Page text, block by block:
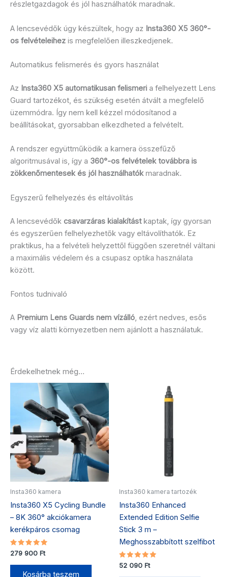
részletgazdagok és jól használhatók maradnak.
A lencsevédők úgy készültek, hogy az Insta360 X5 360°-
os felvételeihez is megfelelően illeszkedjenek.
Automatikus felismerés és gyors használat
Az Insta360 X5 automatikusan felismeri a felhelyezett Lens
Guard tartozékot, és szükség esetén átvált a megfelelő
üzemmódra. Így nem kell kézzel módosítanod a
beállításokat, gyorsabban elkezdheted a felvételt.
A rendszer együttműködik a kamera összefűző
algoritmusával is, így a 360°-os felvételek továbbra is
zökkenőmentesek és jól használhatókmaradnak.
Egyszerű felhelyezés és eltávolítás
A lencsevédők csavarzáras kialakítástkaptak, így gyorsan
és egyszerűen felhelyezhetők vagy eltávolíthatók. Ez
praktikus, ha a felvételi helyzettől függően szeretnél váltani
a maximális védelem és a csupasz optika használata
között.
Fontos tudnivaló
A Premium Lens Guards nem vízálló, ezért nedves, esős
vagy víz alatti környezetben nem ajánlott a használatuk.
Érdekelhetnek még…
Insta360 kamera
Insta360 X5 Cycling Bundle
– 8K 360° akciókamera
kerékpáros csomag
Értékelés:
/ 5
279 900 Ft
Kosárba teszem
Insta360 kamera tartozék
Insta360 Enhanced
Extended Edition Selfie
Stick 3 m –
Meghosszabbított szelfibot
Értékelés:
52 090 Ft